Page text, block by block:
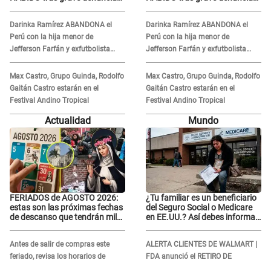
Darinka Ramírez ABANDONA el
Perú con la hija menor de
Jefferson Farfán y exfutbolista
REACCIONA: "A ti que..."
Max Castro, Grupo Guinda, Rodolfo
Gaitán Castro estarán en el
Festival Andino Tropical
Darinka Ramírez ABANDONA el
Perú con la hija menor de
Jefferson Farfán y exfutbolista
REACCIONA: "A ti que..."
Max Castro, Grupo Guinda, Rodolfo
Gaitán Castro estarán en el
Festival Andino Tropical
Actualidad
FERIADOS de AGOSTO 2026:
estas son las próximas fechas
de descanso que tendrán miles
Antes de salir de compras este
feriado, revisa los horarios de
Mundo
¿Tu familiar es un beneficiario
del Seguro Social o Medicare
en EE.UU.? Así debes informar
ALERTA CLIENTES DE WALMART |
FDA anunció el RETIRO DE